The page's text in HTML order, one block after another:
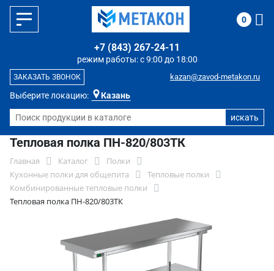
Выберите локацию: Казань
режим работы: с 9:00 до 18:00
+7 (843) 267-24-11
kazan@zavod-metakon.ru
ЗАКАЗАТЬ ЗВОНОК
0
Тепловая полка ПН-820/803ТК
Главная Каталог
Полки
Кухонные полки для общепита
Тепловые полки
Комбинированные тепловые полки
Тепловая полка ПН-820/803ТК